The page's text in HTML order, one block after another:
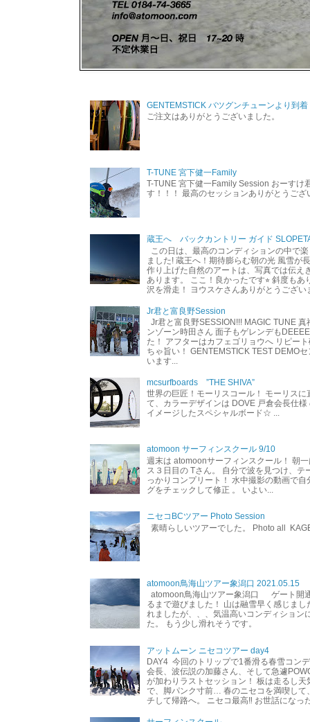
GENTEMSTICK バツグンチューンより到着
ご注文はありがとうございました。
T-TUNE 宮下健一Family
T-TUNE 宮下健一Family Session おーすけ
す！！！ 最高のセッションありがとうご
蔵王へ バックカントリー ガイド
この日は、最高のコンディションの中で
ました! 蔵王へ！期待膨らむ朝の光 風雪が
作り上げた自然のアートは、写真では伝え
あります。 ここ！良かったです⭐︎ 斜度もあ
沢を滑走！ ヨウスケさんありがとうござい
Jr君と富良野Session
Jr君と富良野SESSION!!! MAGIC TUNE 真
ンゾーン時田さん 面子もゲレンデも
た！ アフターはカフェゴリョウへ リピー
ちゃ旨い！ GENTEMSTICK TEST DEMO
います...
mcsurfboards ”THE SHIVA”
世界の巨匠！モーリスコール！ モーリスに
て、カラーデザインは DOVE 戸倉会長仕様
イメージしたスペシャルボード☆ ...
atomoon サーフィンスクール 9/10
週末は atomoonサーフィンスクール！ 朝
ス３日目の Tさん。 自分で波を見つけ、テ
っかりコンプリート！ 水中撮影の動画で自
グをチェックして修正 。 いよい...
ニセコBCツアー Photo Session
素晴らしいツアーでした。 Photo all
atomoon鳥海山ツアー象潟口 2021.05.15
atomoon鳥海山ツアー象潟口 ゲート開
るまで遊びました！ 山は融雪早く感じまし
れましたが、、、気温高いコンディション
た。 もう少し滑れそうです。
アットムーン ニセコツアー day4
DAY4 今回のトリップで1番滑る春雪コン
会長、波伝説の加藤さん、そして急遽
が加わりラストセッション！ 板は走るし天
で、脚パンク寸前… 春のニセコを満喫して
チして帰路へ。 ニセコ最高‼︎ お世話になっ